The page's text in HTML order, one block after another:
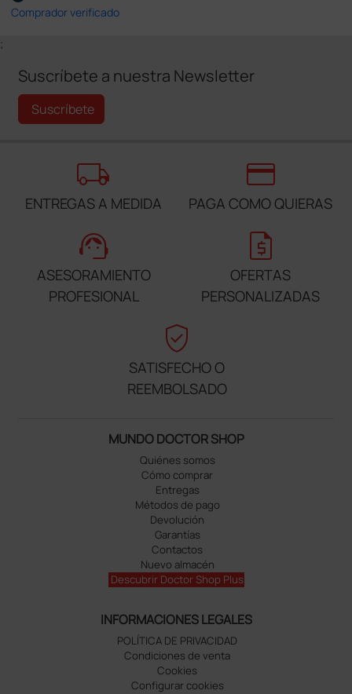
Comprador verificado
;
Suscríbete a nuestra Newsletter
Suscríbete
local_shipping
ENTREGAS A MEDIDA
credit_card
PAGA COMO QUIERAS
support_agent
ASESORAMIENTO
PROFESIONAL
request_quote
OFERTAS
PERSONALIZADAS
verified_user
SATISFECHO O
REEMBOLSADO
MUNDO DOCTOR SHOP
Quiénes somos
Cómo comprar
Entregas
Métodos de pago
Devolución
Garantías
Contactos
Nuevo almacén
Descubrir Doctor Shop Plus
INFORMACIONES LEGALES
POLÍTICA DE PRIVACIDAD
Condiciones de venta
Cookies
Configurar cookies